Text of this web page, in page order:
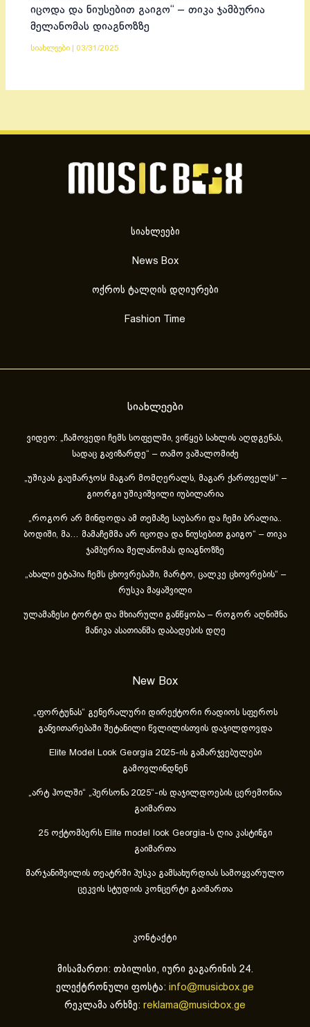
იცოდა და ნიუსებით გაიგო“ – თიკა ჯამბურია
მელანომას დიაგნოზზე
სიახლეები 03/31/2025
სიახლეები
News Box
ოქროს ტალღის დღიურები
Fashion Time
სიახლეები
ვიდეო: „ჩამოვედი ჩემს სოფელში, ვიწყებ სახლის აღდგენას,
სადაც გავიზარდე“ – თამო ვაშალომიძე
„უშიკას გაუმარჯოს! მაგარ მომღერალს, მაგარ ქართველს!“ –
გიორგი უშიკიშვილი იუბილარია
„როგორ არ მინდოდა ამ თემაზე საუბარი და ჩემი ბრალია..
ბოდიში, მა… მამაჩემმა არ იცოდა და ნიუსებით გაიგო“ – თიკა
ჯამბურია მელანომას დიაგნოზზე
„ახა­ლი ეტა­პია ჩემს ცხოვ­რე­ბა­ში, მარ­ტო, ცალ­კე ცხოვ­რე­ბის“ –
რუსკა მაყაშვილი
ულამაზესი ტორტი და მხიარული განწყობა – როგორ აღნიშნა
მანიკა ასათიანმა დაბადების დღე
New Box
„ფორტუნას“ გენერალური დირექტორი რადიოს სფეროს
განვითარებაში შეტანილი წვლილისთვის დაჯილდოვდა
Elite Model Look Georgia 2025-ის გამარჯვებულები
გამოვლინდნენ
„არტ ჰოლში“ „პერსონა 2025“-ის დაჯილდოების ცერემონია
გაიმართა
25 ოქტომბერს Elite model look Georgia-ს ღია კასტინგი
გაიმართა
მარჯანიშვილის თეატრში პუსკა გამსახურდიას სამოყვარულო
ცეკვის სტუდიის კონცერტი გაიმართა
კონტაქტი
მისამართი: თბილისი, იური გაგარინის 24.
ელექტრონული ფოსტა: info@musicbox.ge
რეკლამა არხზე: reklama@musicbox.ge